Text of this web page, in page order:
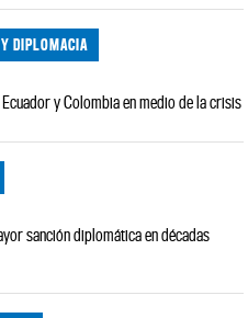
DIPLOMACIA
Ecuador y Colombia en medio de la crisis
sanción diplomática en décadas